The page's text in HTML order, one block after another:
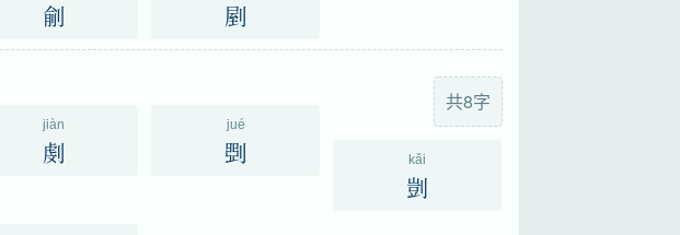
㓱 剭
共8字
jiàn
㓺
jué
㓸 kǎi
剴